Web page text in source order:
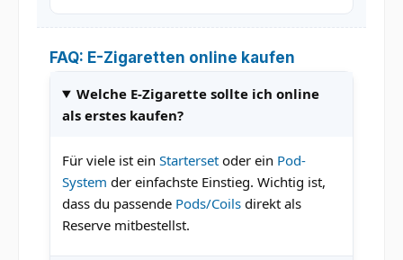
FAQ: E-Zigaretten online kaufen
Welche E-Zigarette sollte ich online
als erstes kaufen?
Für viele ist ein Startersetoder ein Pod-
System der einfachste Einstieg. Wichtig ist,
dass du passende Pods/Coilsdirekt als
Reserve mitbestellst.